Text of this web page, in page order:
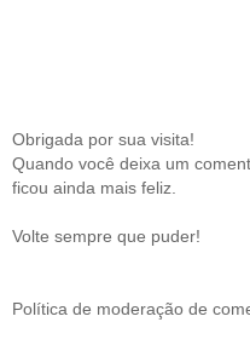
Obrigada por sua visita!
Quando você deixa um
ficou ainda mais feliz.
Volte sempre que puder!
Política de moderação de